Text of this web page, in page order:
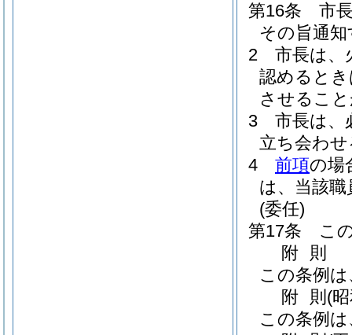
第16条
市
その旨通
2
市長は、
認めると
させるこ
3
市長は、
立ち会わ
4
前項の場
は、当該
(委任)
第17条
こ
附 則
この条例
附 則 (
この条例